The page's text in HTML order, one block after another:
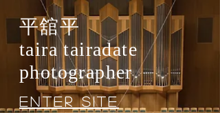
平舘平
taira tairadate
​photographer
Enter Site